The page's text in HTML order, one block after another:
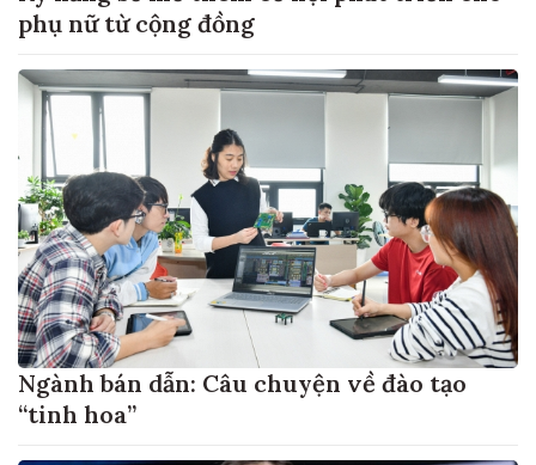
phụ nữ từ cộng đồng
Ngành bán dẫn: Câu chuyện về đào tạo
“tinh hoa”